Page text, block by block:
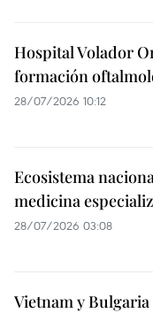
Hospital Volador
formación
28/07/2026 10:12
Ecosistema
medicina
28/07/2026 03:08
Vietnam y